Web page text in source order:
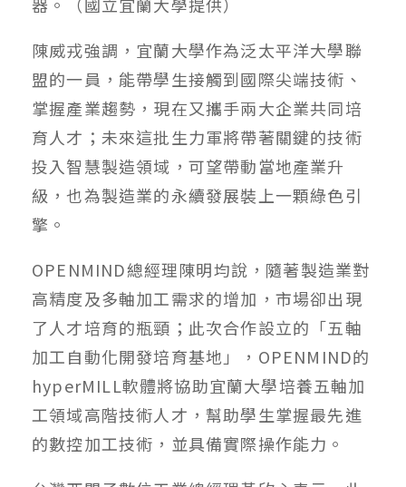
陳威戎強調，宜蘭大學作為泛太平洋大學聯
盟的一員，能帶學生接觸到國際尖端技術、
掌握產業趨勢，現在又攜手兩大企業共同培
育人才；未來這批生力軍將帶著關鍵的技術
投入智慧製造領域，可望帶動當地產業升
級，也為製造業的永續發展裝上一顆綠色引
擎。
OPENMIND總經理陳明均說，隨著製造業對
高精度及多軸加工需求的增加，市場卻出現
了人才培育的瓶頸；此次合作設立的「五軸
加工自動化開發培育基地」，OPENMIND的
hyperMILL軟體將協助宜蘭大學培養五軸加
工領域高階技術人才，幫助學生掌握最先進
的數控加工技術，並具備實際操作能力。